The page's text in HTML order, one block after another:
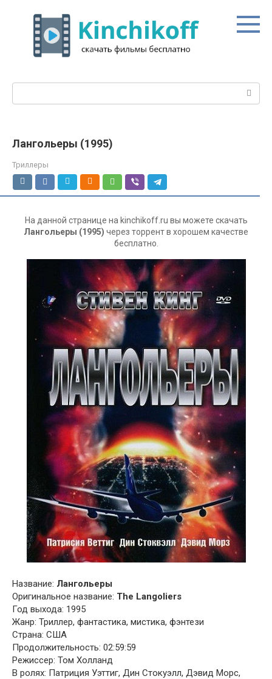
контенту
Лангольеры (1995)
Триллеры
На данной странице на kinchikoff.ru вы можете скачать
Лангольеры (1995) через торрент в хорошем качестве
бесплатно.
Название: Лангольеры
Оригинальное название: The Langoliers
Год выхода: 1995
Жанр: Триллер, фантастика, мистика, фэнтези
Страна: США
Продолжительность: 02:59:59
Режиссер: Том Холланд
В ролях: Патриция Уэттиг, Дин Стокуэлл, Дэвид Морс,